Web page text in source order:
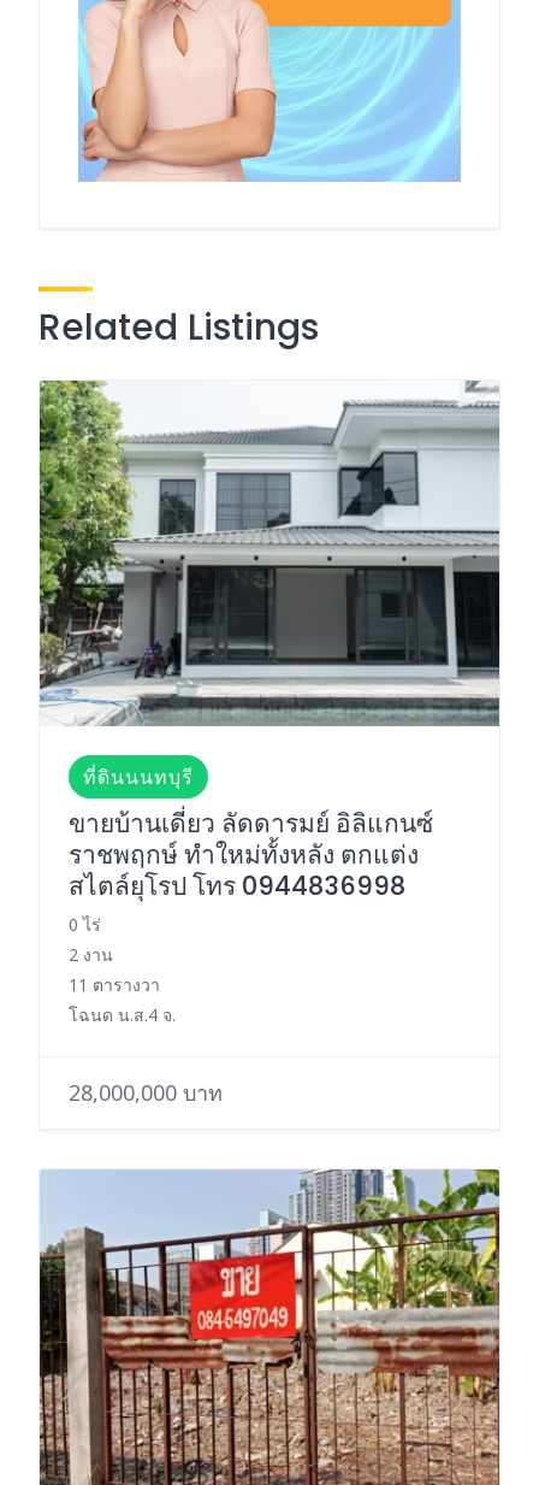
Related Listings
ที่ดินนนทบุรี
ขายบ้านเดี่ยว ลัดดารมย์ อิลิแกนซ์
ราชพฤกษ์ ทำใหม่ทั้งหลัง ตกแต่ง
สไตล์ยุโรป โทร 0944836998
0 ไร่
2 งาน
11 ตารางวา
โฉนด น.ส.4 จ.
28,000,000 บาท